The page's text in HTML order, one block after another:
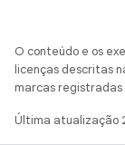
O conteúdo e os
licenças descritas
marcas registradas
Última atualização